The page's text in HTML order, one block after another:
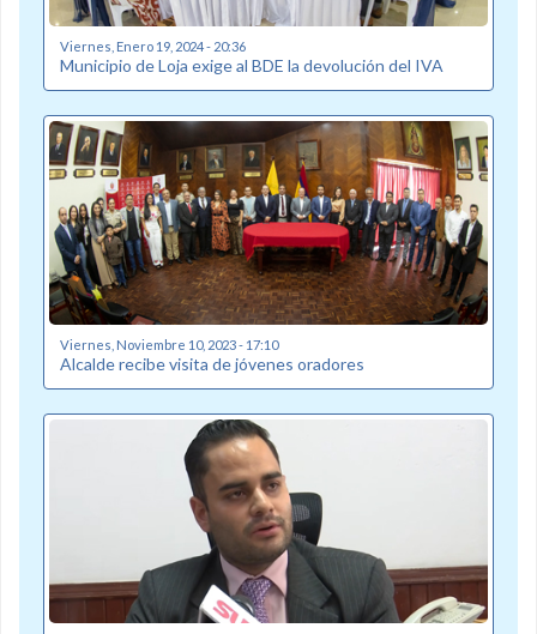
Viernes, Enero 19, 2024 - 20:36
Municipio de Loja exige al BDE la devolución del IVA
Viernes, Noviembre 10, 2023 - 17:10
Alcalde recibe visita de jóvenes oradores